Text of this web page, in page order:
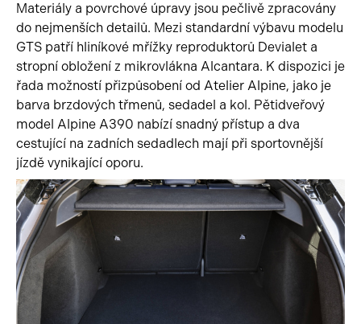
Materiály a povrchové úpravy jsou pečlivě zpracovány
do nejmenších detailů. Mezi standardní výbavu modelu
GTS patří hliníkové mřížky reproduktorů Devialet a
stropní obložení z mikrovlákna Alcantara. K dispozici je
řada možností přizpůsobení od Atelier Alpine, jako je
barva brzdových třmenů, sedadel a kol. Pětidveřový
model Alpine A390 nabízí snadný přístup a dva
cestující na zadních sedadlech mají při sportovnější
jízdě vynikající oporu.